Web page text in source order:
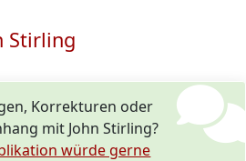
Stirling
Korrekturen oder
mit John Stirling?
würde gerne